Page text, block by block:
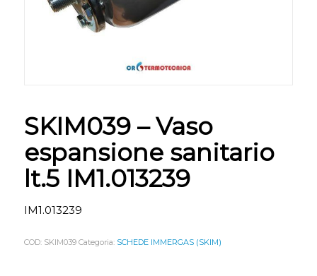
SKIM039 – Vaso
espansione sanitario
lt.5 IM1.013239
IM1.013239
COD: SKIM039 Categoria: SCHEDE IMMERGAS (SKIM)